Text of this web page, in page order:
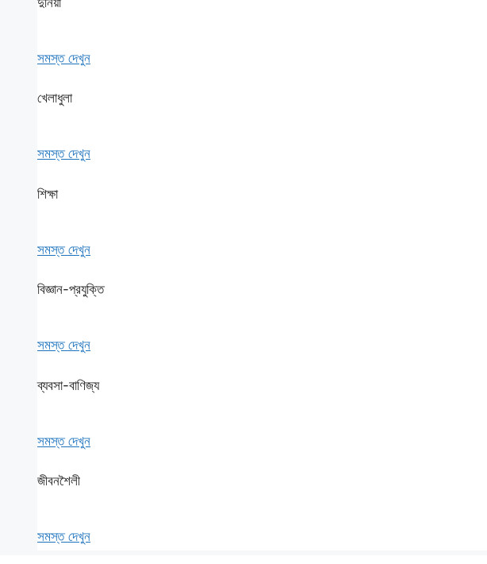
সমস্ত দেখুন
খেলাধুলা
সমস্ত দেখুন
শিক্ষা
সমস্ত দেখুন
বিজ্ঞান-প্রযুক্তি
সমস্ত দেখুন
ব্যবসা-বাণিজ্য
সমস্ত দেখুন
জীবনশৈলী
সমস্ত দেখুন